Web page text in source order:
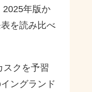
2025年版か
を読み比べ
スクを予習
ングランド